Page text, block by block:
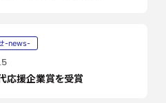
-news-
応援企業賞を受賞